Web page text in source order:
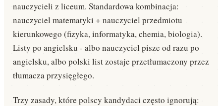
nauczycieli z liceum. Standardowa kombinacja:
nauczyciel matematyki + nauczyciel przedmiotu
kierunkowego (fizyka, informatyka, chemia, biologia).
Listy po angielsku - albo nauczyciel pisze od razu po
angielsku, albo polski list zostaje przetłumaczony przez
tłumacza przysięgłego.
Trzy zasady, które polscy kandydaci często ignorują: